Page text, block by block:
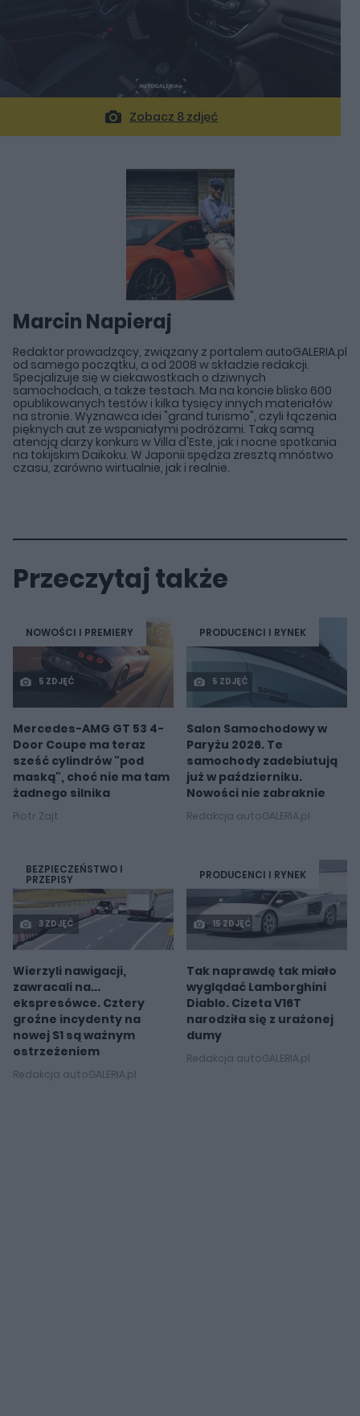
Zobacz 8 zdjęć
Marcin Napieraj
Redaktor prowadzący, związany z portalem autoGALERIA.pl
od samego początku, a od 2008 w składzie redakcji.
Specjalizuje się w ciekawostkach o dziwnych
samochodach, a także testach. Ma na koncie blisko 600
opublikowanych testów i kilka tysięcy innych materiałów
na stronie. Wyznawca idei "grand turismo", czyli łączenia
pięknych aut ze wspaniałymi podróżami. Taką samą
atencją darzy konkurs w Villa d'Este, jak i nocne spotkania
na tokijskim Daikoku. W Japonii spędza zresztą mnóstwo
czasu, zarówno wirtualnie, jak i realnie.
Przeczytaj także
NOWOŚCI I PREMIERY
5 ZDJĘĆ
Mercedes-AMG GT 53 4-
Door Coupe ma teraz
sześć cylindrów "pod
maską", choć nie ma tam
żadnego silnika
Piotr Zajt
PRODUCENCI I RYNEK
5 ZDJĘĆ
Salon Samochodowy w
Paryżu 2026. Te
samochody zadebiutują
już w październiku.
Nowości nie zabraknie
Redakcja autoGALERIA.pl
BEZPIECZEŃSTWO I
PRZEPISY
3 ZDJĘĆ
Wierzyli nawigacji,
zawracali na...
ekspresówce. Cztery
groźne incydenty na
nowej S1 są ważnym
ostrzeżeniem
Redakcja autoGALERIA.pl
PRODUCENCI I RYNEK
15 ZDJĘĆ
Tak naprawdę tak miało
wyglądać Lamborghini
Diablo. Cizeta V16T
narodziła się z urażonej
dumy
Redakcja autoGALERIA.pl